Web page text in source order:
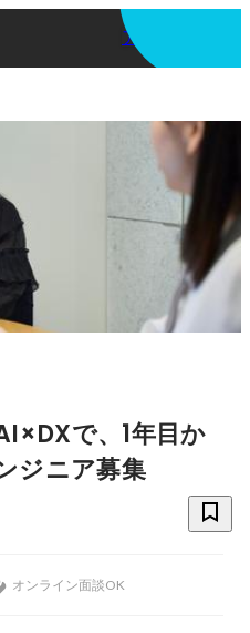
アプリを使う
で、1年目か
ジニア募集
オンライン面談OK